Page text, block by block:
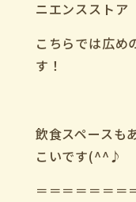
ニエンスストア
こちらでは広め
す！
飲食スペースも
こいです(^^♪
＝＝＝＝＝＝＝